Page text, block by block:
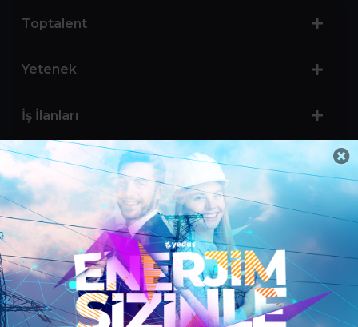
Toptalent
Yetenek
İş İlanları
Sertifika Programları
Yetenek Testleri
İşveren